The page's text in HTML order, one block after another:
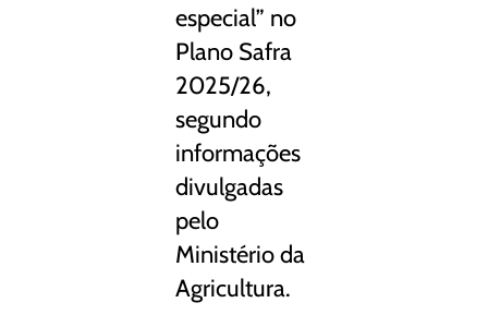
especial” no
Plano Safra
2025/26,
segundo
informações
divulgadas
pelo
Ministério da
Agricultura.